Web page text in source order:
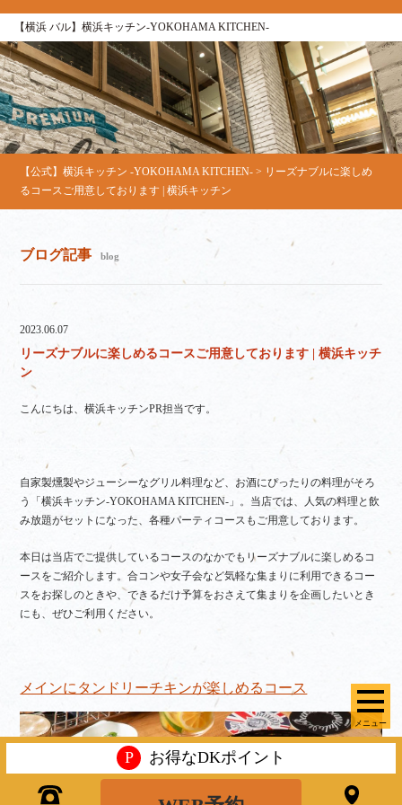
【横浜 バル】横浜キッチン-YOKOHAMA KITCHEN-
メニュー
【公式】横浜キッチン -YOKOHAMA KITCHEN- > リーズナブルに楽しめ
るコースご用意しております | 横浜キッチン
ブログ記事 blog
2023.06.07
リーズナブルに楽しめるコースご用意しております | 横浜キッチ
ン
こんにちは、横浜キッチンPR担当です。
自家製燻製やジューシーなグリル料理など、お酒にぴったりの料理がそろ
う「横浜キッチン-YOKOHAMA KITCHEN-」。当店では、人気の料理と飲
み放題がセットになった、各種パーティコースもご用意しております。
本日は当店でご提供しているコースのなかでもリーズナブルに楽しめるコ
ースをご紹介します。合コンや女子会など気軽な集まりに利用できるコー
スをお探しのときや、できるだけ予算をおさえて集まりを企画したいとき
にも、ぜひご利用ください。
メインにタンドリーチキンが楽しめるコース
P お得なDKポイント